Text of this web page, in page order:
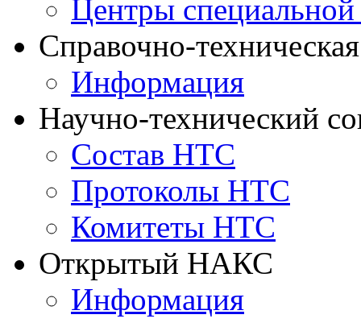
Центры
Справочно-
Информация
Научно-технический
Состав НТС
Протоколы НТС
Комитеты НТС
Открытый НАКС
Информация